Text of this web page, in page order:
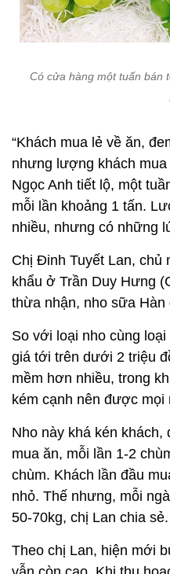
Có cửa hàng một tuấn bán
“Khách mua lẻ về ăn,
nhưng lượng khách mua
Ngọc Anh tiết lộ, một
mỗi lần khoảng 1 tấn.
nhiều, nhưng có những
Chị Đinh Tuyết Lan, chủ
khẩu ở Trần Duy Hưng
thừa nhận, nho sữa Hàn
So với loại nho cùng
giá tới trên dưới 2 triệu
mềm hơn nhiều, trong
kém cạnh nên được
Nho này khá kén khách,
mua ăn, mỗi lần 1-2
chùm. Khách lần đầu
nhỏ. Thế nhưng, mỗi
50-70kg, chị Lan chia sẻ.
Theo chị Lan, hiện mới